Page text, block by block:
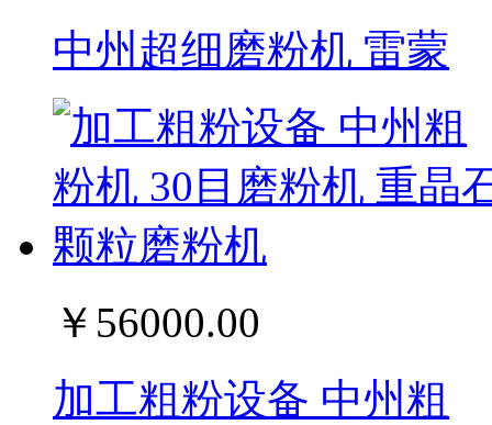
中州超细磨粉机 雷蒙
￥56000.00
加工粗粉设备 中州粗